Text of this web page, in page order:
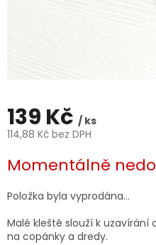
139 Kč / ks
114,88 Kč bez DPH
cena:
Momentálně
Položka byla vyprodána…
Malé kleště slouží k
na copánky a dredy.